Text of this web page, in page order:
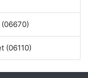
(06110)